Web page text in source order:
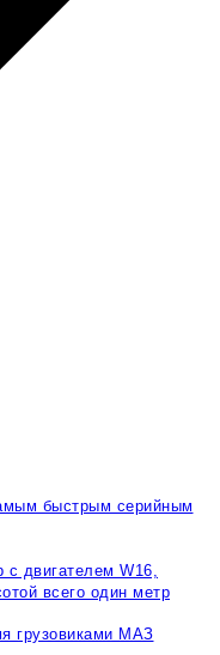
быстрым серийным
двигателем W16,
всего один метр
грузовиками МАЗ